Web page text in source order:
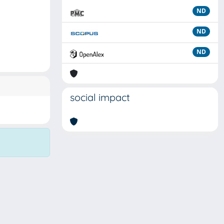
ND
ND
ND
social impact